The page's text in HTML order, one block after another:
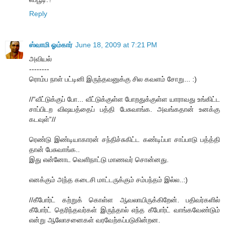
Reply
ஸ்வாமி ஓம்கார் June 18, 2009 at 7:21 PM
அவியல்
--------
ரொம்ப நாள் பட்டினி இருந்தவனுக்கு சில கவளம் சோறு... :)
//“வீட்டுக்குப் போ... வீட்டுக்குள்ள போறதுக்குள்ள யாராவது உங்கிட்ட
சாப்பிடற விஷயத்தைப் பத்தி பேசுவாங்க. அவங்கதான் உனக்கு
கடவுள்”//
ரெண்டு இண்டியாகாரன் சந்திச்சுகிட்ட கண்டிப்பா சாப்பாடு பத்த்தி
தான் பேசுவாங்க..
இது என்னோட வெளிநாட்டு மாணவர் சொன்னது.
எனக்கும் அந்த கடைசி மாட்டருக்கும் சம்பந்தம் இல்ல..:)
//கீபோர்ட் கற்றுக் கொள்ள ஆவலாயிருக்கிறேன். பதிவர்களில்
கீபோர்ட் தெரிந்தவர்கள் இருந்தால் எந்த கீபோர்ட் வாங்கவேண்டும்
என்று ஆலோசனைகள் வரவேற்கப்படுகின்றன.